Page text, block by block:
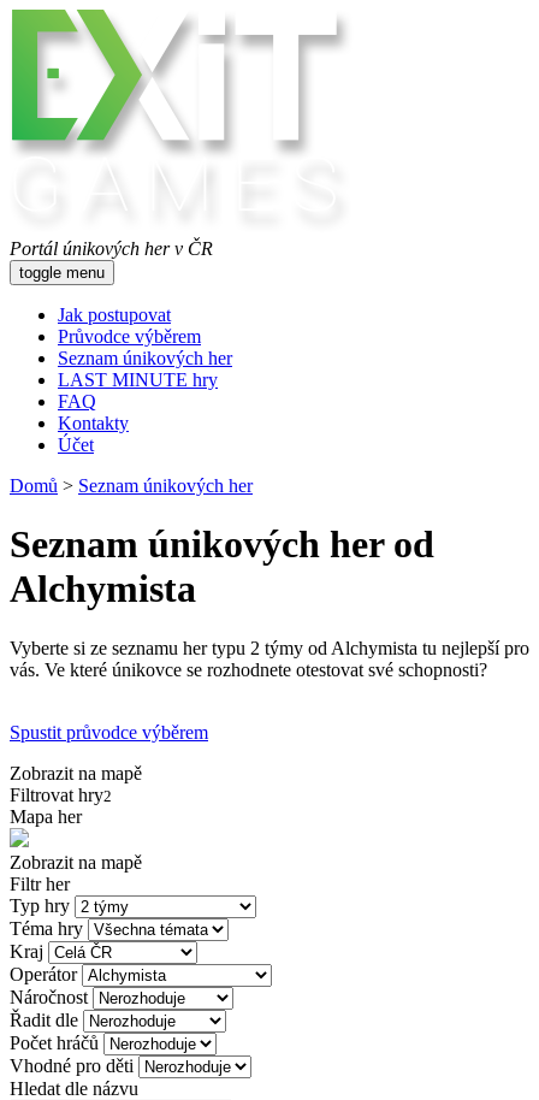
Portál únikových her v ČR
toggle menu
Jak postupovat
Průvodce výběrem
Seznam únikových her
LAST MINUTE hry
FAQ
Kontakty
Účet
Domů > Seznam únikových her
Seznam únikových her od
Alchymista
Vyberte si ze seznamu her typu 2 týmy od Alchymista tu nejlepší pro
vás. Ve které únikovce se rozhodnete otestovat své schopnosti?
Spustit průvodce výběrem
Zobrazit na mapě
Filtrovat hry2
Mapa her
Zobrazit na mapě
Filtr her
Typ hry
Téma hry
Kraj
Operátor
Náročnost
Řadit dle
Počet hráčů
Vhodné pro děti
Hledat dle názvu